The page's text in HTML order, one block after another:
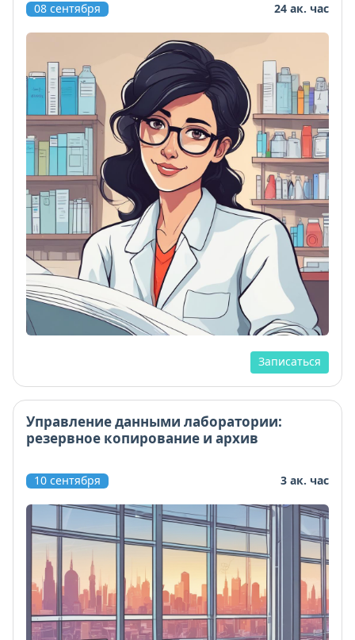
08 сентября 24 ак. час
Записаться
Управление данными лаборатории:
резервное копирование и архив
10 сентября 3 ак. час